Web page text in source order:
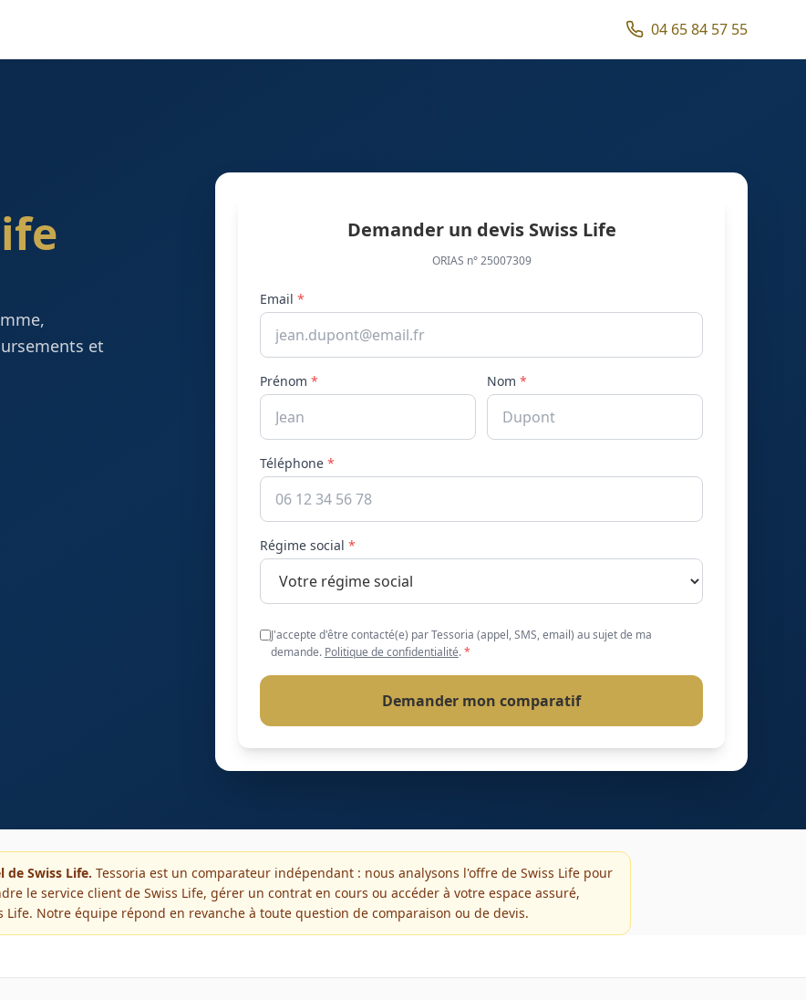
04 65 84 57 55
et
Demander un devis Swiss Life
ORIAS n° 25007309
Email *
Prénom * Nom *
Téléphone *
Régime social *
J'accepte d'être contacté(e) par Tessoria (appel, SMS, email) au sujet de ma
demande. Politique de confidentialité.*
Demander mon comparatif
de Swiss Life. Tessoria est un comparateur indépendant : nous analysons l'offre de Swiss Life pour
le service client de Swiss Life, gérer un contrat en cours ou accéder à votre espace assuré,
Life. Notre équipe répond en revanche à toute question de comparaison ou de devis.